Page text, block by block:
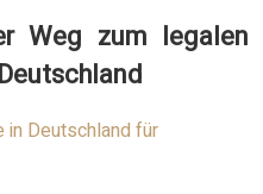
Weg zum legalen
in Deutschland für